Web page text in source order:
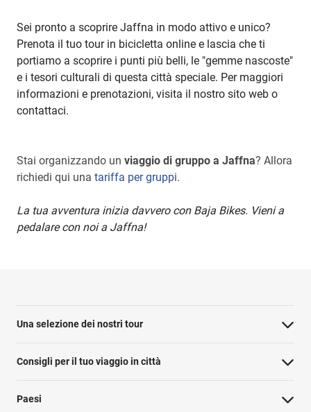
Sei pronto a scoprire Jaffna in modo attivo e unico?
Prenota il tuo tour in bicicletta online e lascia che ti
portiamo a scoprire i punti più belli, le "gemme nascoste"
e i tesori culturali di questa città speciale. Per maggiori
informazioni e prenotazioni, visita il nostro sito web o
contattaci.
Stai organizzando un viaggio di gruppo a Jaffna? Allora
richiedi qui una tariffa per gruppi.
La tua avventura inizia davvero con Baja Bikes. Vieni a
pedalare con noi a Jaffna!
Una selezione dei nostri tour
Consigli per il tuo viaggio in città
Paesi